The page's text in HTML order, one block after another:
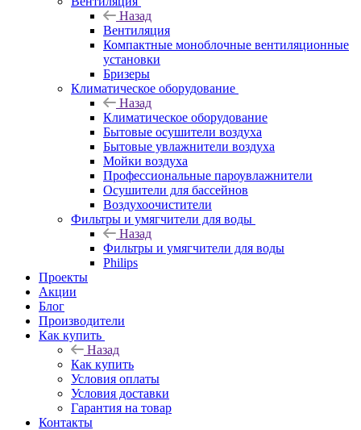
Назад
Вентиляция
Компактные моноблочные вентиляционные
установки
Бризеры
Климатическое оборудование
Назад
Климатическое оборудование
Бытовые осушители воздуха
Бытовые увлажнители воздуха
Мойки воздуха
Профессиональные пароувлажнители
Осушители для бассейнов
Воздухоочистители
Фильтры и умягчители для воды
Назад
Фильтры и умягчители для воды
Philips
Проекты
Акции
Блог
Производители
Как купить
Назад
Как купить
Условия оплаты
Условия доставки
Гарантия на товар
Контакты